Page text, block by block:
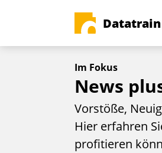
Datatrain
Im Fokus
News
Vorstöße,
Hier erfahren
profitieren